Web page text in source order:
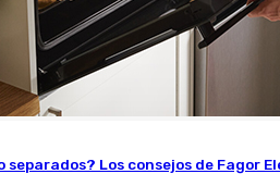
separados? Los consejos de Fagor